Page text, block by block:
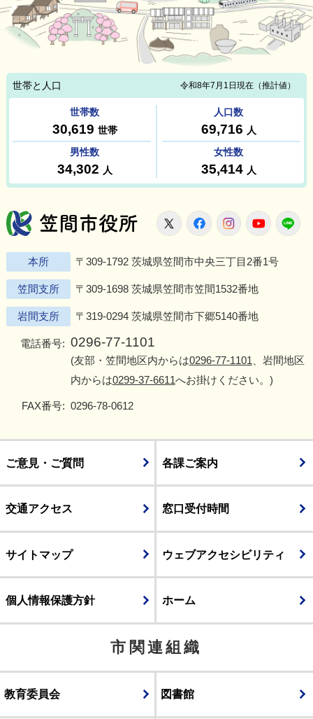
笠間市役所
X FacebookInstagram
本所 〒309-1792 茨城県笠間市中央三丁目2番1号
笠間支所 〒309-1698 茨城県笠間市笠間1532番地
岩間支所 〒319-0294 茨城県笠間市下郷5140番地
電話番号: 0296-77-1101
(友部・笠間地区内からは0296-77-1101 、岩間地区
内からは0299-37-6611へお掛けください。)
FAX番号: 0296-78-0612
ご意見・ご質問 各課ご案内
交通アクセス 窓口受付時間
サイトマップ ウェブアクセシビリティ
個人情報保護方針 ホーム
市関連組織
教育委員会 図書館